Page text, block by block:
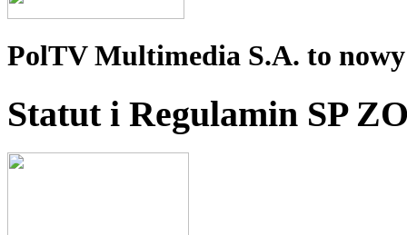
PolTV Multimedia S.A. to
Statut i Regulamin SP